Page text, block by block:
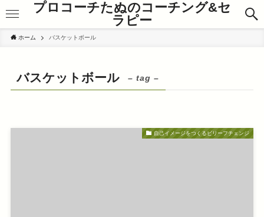
プロコーチたぬのコーチング&セ
ラピー
ホーム バスケットボール
バスケットボール – tag –
自己イメージをつくるビリーフチェンジ